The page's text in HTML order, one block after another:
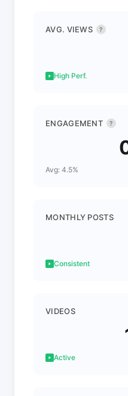
AVG. VIEWS ?
High Perf.
ENGAGEMENT ?
Avg: 4.5%
MONTHLY POSTS
Consistent
VIDEOS
Active